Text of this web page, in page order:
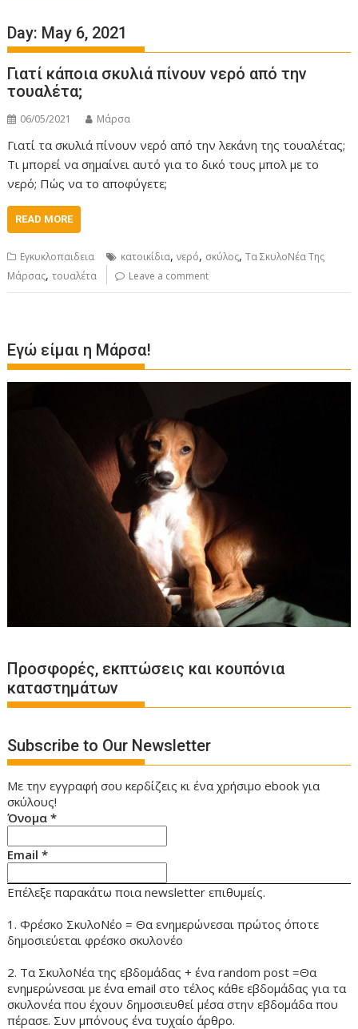
Day: May 6, 2021
Γιατί κάποια σκυλιά πίνουν νερό από την
τουαλέτα;
06/05/2021 Μάρσα
Γιατί τα σκυλιά πίνουν νερό από την λεκάνη της τουαλέτας;
Τι μπορεί να σημαίνει αυτό για το δικό τους μπολ με το
νερό; Πώς να το αποφύγετε;
READ MORE
Εγκυκλοπαιδεια κατοικίδια,νερό, σκύλος,Τα ΣκυλοΝέα Της
Μάρσας,τουαλέτα Leave a comment
Εγώ είμαι η Μάρσα!
Προσφορές, εκπτώσεις και κουπόνια
καταστημάτων
Subscribe to Our Newsletter
Με την εγγραφή σου κερδίζεις κι ένα χρήσιμο ebook για
σκύλους!
Όνομα*
Email*
Επέλεξε παρακάτω ποια newsletter επιθυμείς.
1. Φρέσκο ΣκυλοΝέο = Θα ενημερώνεσαι πρώτος όποτε
δημοσιεύεται φρέσκο σκυλονέο
2. Τα ΣκυλοΝέα της εβδομάδας + ένα random post =Θα
ενημερώνεσαι με ένα email στο τέλος κάθε εβδομάδας για τα
σκυλονέα που έχουν δημοσιευθεί μέσα στην εβδομάδα που
πέρασε. Συν μπόνους ένα τυχαίο άρθρο.